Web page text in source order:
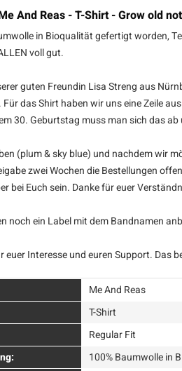
And Reas - T-Shirt - Grow old
in Bioqualität gefertigt worden,
voll gut.
guten Freundin Lisa Streng aus
das Shirt haben wir uns eine Zeile
30. Geburtstag muss man sich das
(plum & sky blue) und nachdem wir
zwei Wochen die Bestellungen
bei Euch sein. Danke für euer
noch ein Label mit dem Bandnamen
euer Interesse und euren Support. Das
Me And Reas
T-Shirt
Regular Fit
100% Baumwolle in